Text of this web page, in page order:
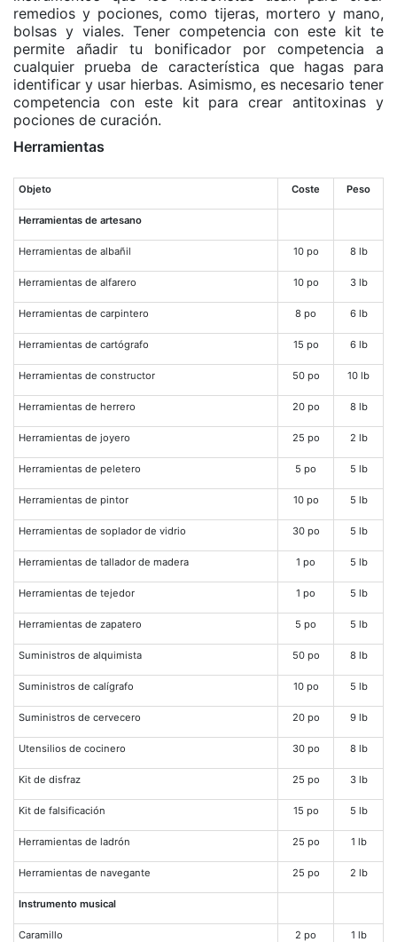
remedios y pociones, como tijeras, mortero y mano,
bolsas y viales. Tener competencia con este kit te
permite añadir tu bonificador por competencia a
cualquier prueba de característica que hagas para
identificar y usar hierbas. Asimismo, es necesario tener
competencia con este kit para crear antitoxinas y
pociones de curación.
Herramientas
Objeto Coste Peso
Herramientas de artesano
Herramientas de albañil 10 po 8 lb
Herramientas de alfarero 10 po 3 lb
Herramientas de carpintero 8 po 6 lb
Herramientas de cartógrafo 15 po 6 lb
Herramientas de constructor 50 po 10 lb
Herramientas de herrero 20 po 8 lb
Herramientas de joyero 25 po 2 lb
Herramientas de peletero 5 po 5 lb
Herramientas de pintor 10 po 5 lb
Herramientas de soplador de vidrio 30 po 5 lb
Herramientas de tallador de madera 1 po 5 lb
Herramientas de tejedor 1 po 5 lb
Herramientas de zapatero 5 po 5 lb
Suministros de alquimista 50 po 8 lb
Suministros de calígrafo 10 po 5 lb
Suministros de cervecero 20 po 9 lb
Utensilios de cocinero 30 po 8 lb
Kit de disfraz 25 po 3 lb
Kit de falsificación 15 po 5 lb
Herramientas de ladrón 25 po 1 lb
Herramientas de navegante 25 po 2 lb
Instrumento musical
Caramillo 2 po 1 lb